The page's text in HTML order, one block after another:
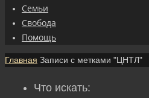
Семьи
Свобода
Помощь
Главная Записи с метками "ЦНТЛ"
Что искать: